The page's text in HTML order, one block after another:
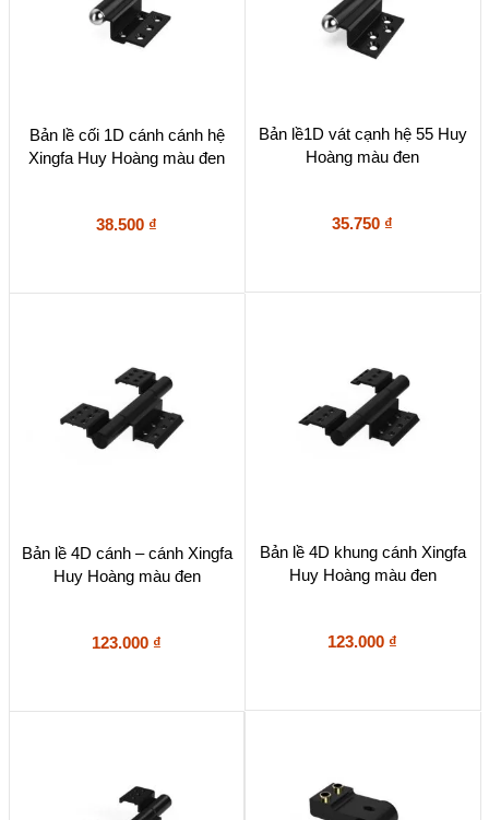
Bản lề cối 1D cánh cánh hệ
Xingfa Huy Hoàng màu đen
38.500 ₫
Bản lề1D vát cạnh hệ 55 Huy
Hoàng màu đen
35.750 ₫
Bản lề 4D cánh – cánh Xingfa
Huy Hoàng màu đen
123.000 ₫
Bản lề 4D khung cánh Xingfa
Huy Hoàng màu đen
123.000 ₫